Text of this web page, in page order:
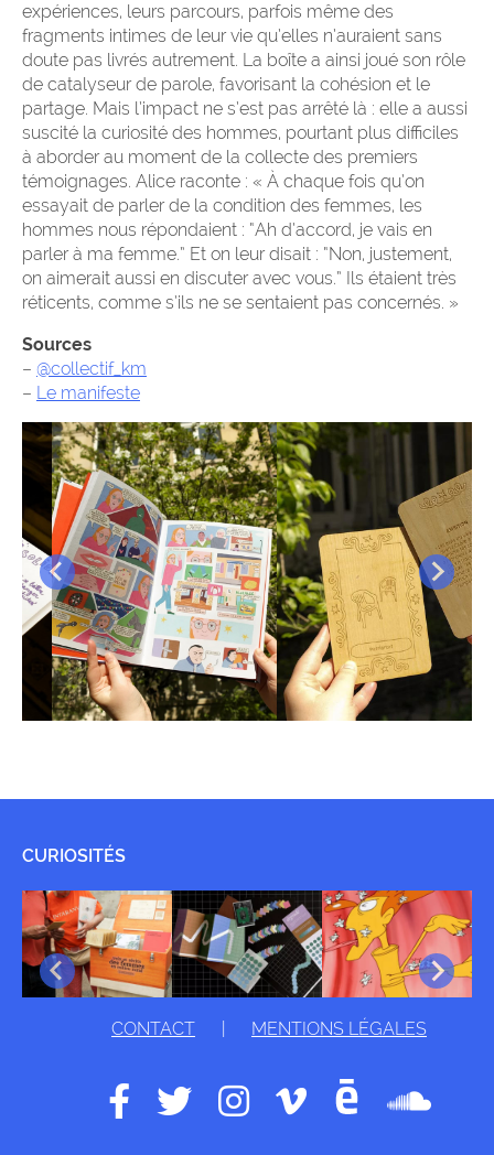
expériences, leurs parcours, parfois même des
fragments intimes de leur vie qu’elles n’auraient sans
doute pas livrés autrement. La boîte a ainsi joué son rôle
de catalyseur de parole, favorisant la cohésion et le
partage. Mais l’impact ne s’est pas arrêté là : elle a aussi
suscité la curiosité des hommes, pourtant plus difficiles
à aborder au moment de la collecte des premiers
témoignages. Alice raconte : « À chaque fois qu’on
essayait de parler de la condition des femmes, les
hommes nous répondaient : “Ah d’accord, je vais en
parler à ma femme.” Et on leur disait : “Non, justement,
on aimerait aussi en discuter avec vous.” Ils étaient très
réticents, comme s’ils ne se sentaient pas concernés. »
Sources
– @collectif_km
– Le manifeste
CURIOSITÉS
CONTACT MENTIONS LÉGALES